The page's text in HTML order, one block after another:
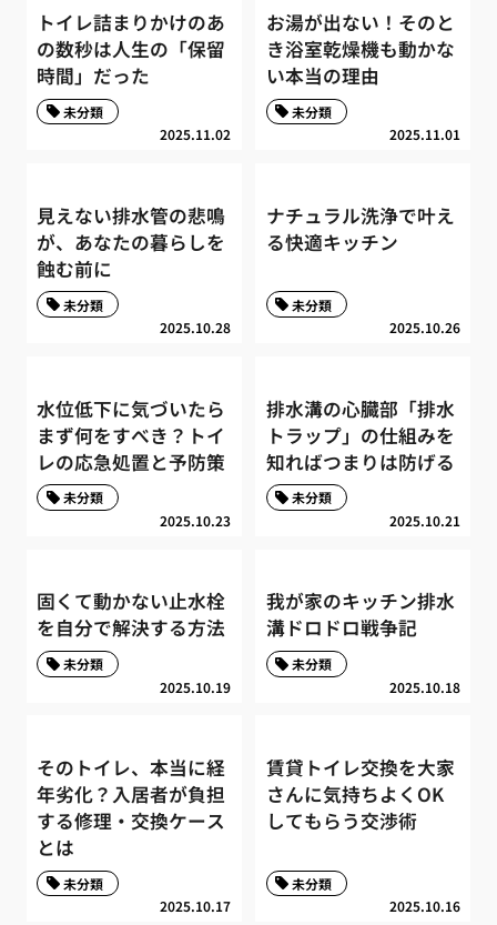
トイレ詰まりかけのあ
の数秒は人生の「保留
時間」だった
2025.11.02
未分類
お湯が出ない！そのと
き浴室乾燥機も動かな
い本当の理由
2025.11.01
未分類
見えない排水管の悲鳴
が、あなたの暮らしを
蝕む前に
2025.10.28
未分類
ナチュラル洗浄で叶え
る快適キッチン
2025.10.26
未分類
水位低下に気づいたら
まず何をすべき？トイ
レの応急処置と予防策
2025.10.23
未分類
排水溝の心臓部「排水
トラップ」の仕組みを
知ればつまりは防げる
2025.10.21
未分類
固くて動かない止水栓
を自分で解決する方法
2025.10.19
未分類
我が家のキッチン排水
溝ドロドロ戦争記
2025.10.18
未分類
そのトイレ、本当に経
年劣化？入居者が負担
する修理・交換ケース
とは
2025.10.17
未分類
賃貸トイレ交換を大家
さんに気持ちよくOK
してもらう交渉術
2025.10.16
未分類